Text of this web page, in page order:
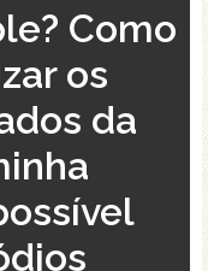
Como
os
da